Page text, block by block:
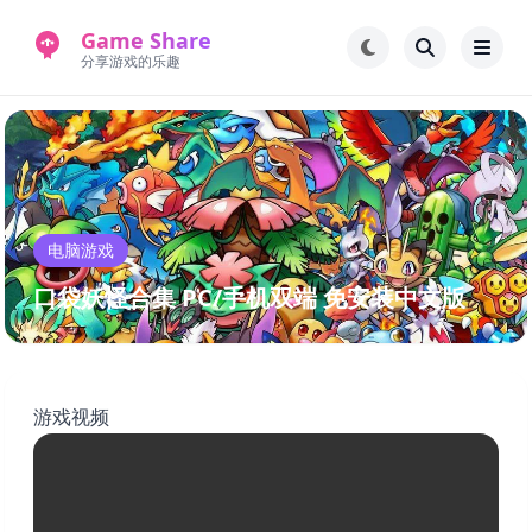
Game Share
分享游戏的乐趣
首页 电脑游戏
手机游戏 常见问题解答
新版游戏站 永久地址
电脑游戏
口袋妖怪合集 PC/手机双端 免安装中文版
游戏视频